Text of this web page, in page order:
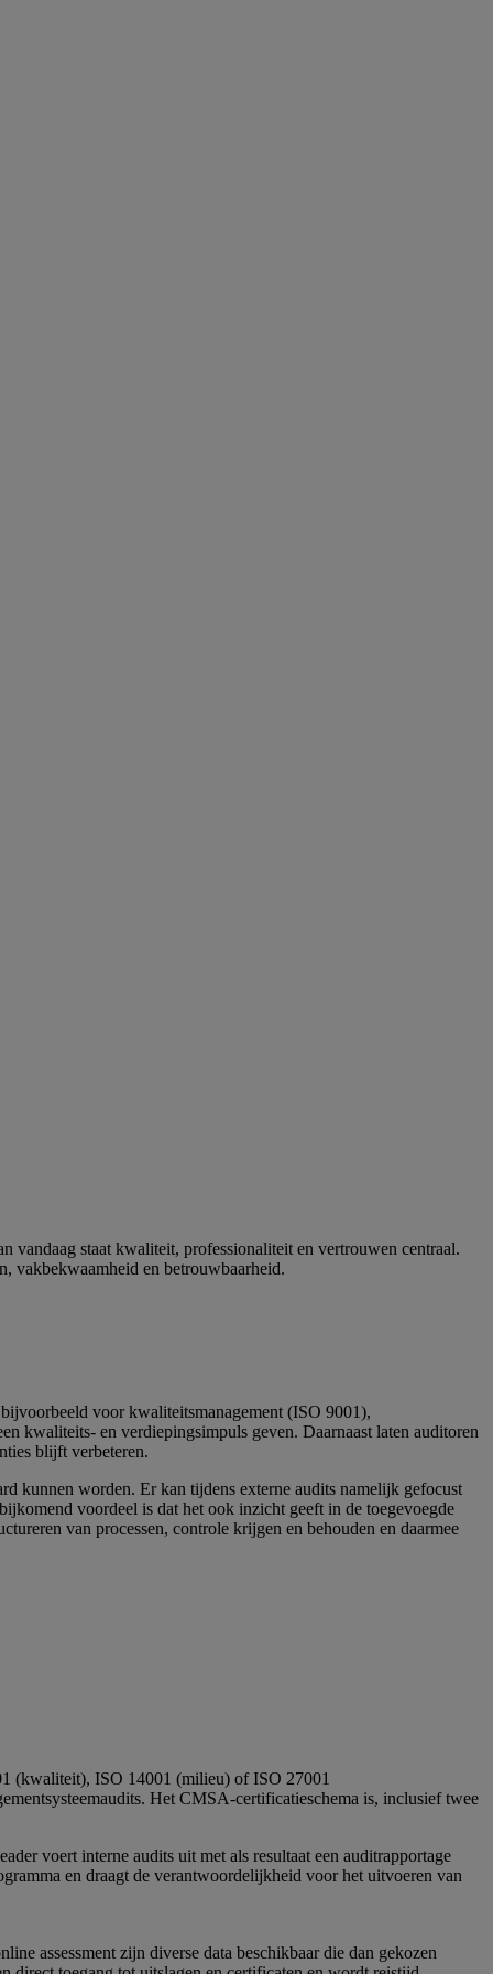
staat kwaliteit, professionaliteit en vertrouwen centraal.
vakbekwaamheid en betrouwbaarheid.
voor kwaliteitsmanagement (ISO 9001),
kwaliteits- en verdiepingsimpuls geven. Daarnaast laten auditoren
blijft verbeteren.
kunnen worden. Er kan tijdens externe audits namelijk gefocust
voordeel is dat het ook inzicht geeft in de toegevoegde
van processen, controle krijgen en behouden en daarmee
(kwaliteit), ISO 14001 (milieu) of ISO 27001
Het CMSA-certificatieschema is, inclusief twee
voert interne audits uit met als resultaat een auditrapportage
en draagt de verantwoordelijkheid voor het uitvoeren van
assessment zijn diverse data beschikbaar die dan gekozen